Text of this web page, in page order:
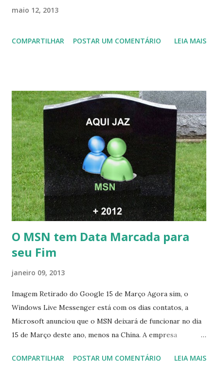
maio 12, 2013
COMPARTILHAR POSTAR UM COMENTÁRIO LEIA MAIS
O MSN tem Data Marcada para
seu Fim
janeiro 09, 2013
Imagem Retirado do Google 15 de Março Agora sim, o
Windows Live Messenger está com os dias contatos, a
Microsoft anunciou que o MSN deixará de funcionar no dia
15 de Março deste ano, menos na China. A empresa
integrado com o serviço do MSN, segundo a empresa, os
COMPARTILHAR POSTAR UM COMENTÁRIO LEIA MAIS